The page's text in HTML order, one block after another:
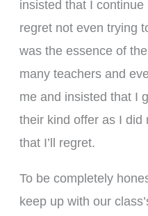
insisted that I
regret not even trying
was the essence of
many teachers and
me and insisted that I
their kind offer as I did
that I’ll regret.
To be completely
keep up with our